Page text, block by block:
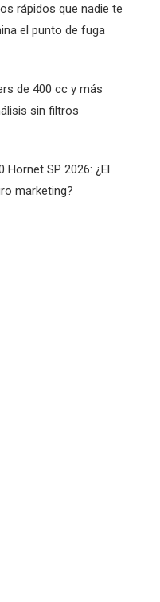
rápidos que nadie te
el punto de fuga
de 400 cc y más
sin filtros
Hornet SP 2026: ¿El
marketing?